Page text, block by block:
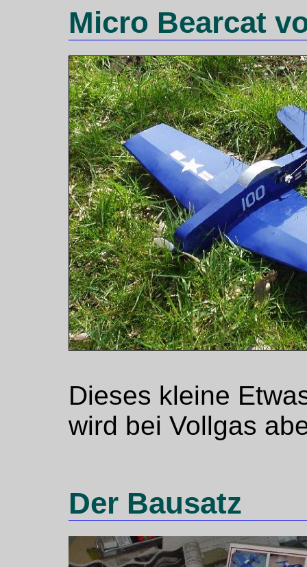
Micro Bearcat
Dieses kleine
wird bei Vollgas
Der Bausatz